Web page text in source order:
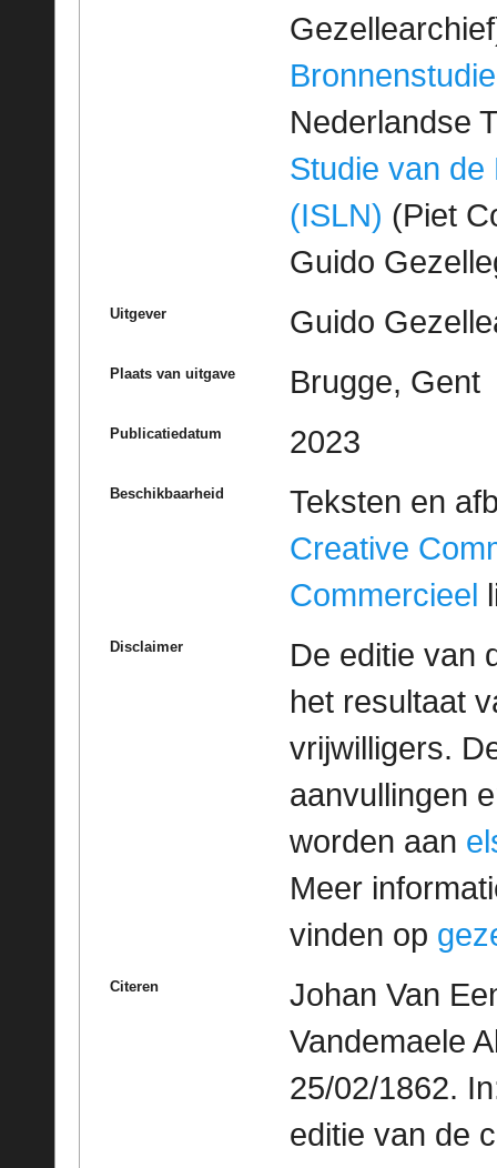
Bronnenstudie
Nederlandse
Studie van de
(ISLN) (Piet
Guido
Uitgever Guido
Plaats van uitgave Brugge, Gent
Publicatiedatum 2023
Beschikbaarheid
Teksten en
Creative
Commercieel
Disclaimer
De editie van
het resultaat
vrijwilligers.
aanvullingen
worden aan
Meer
vinden op
Citeren
Johan Van
Vandemaele
25/02/1862.
editie van de